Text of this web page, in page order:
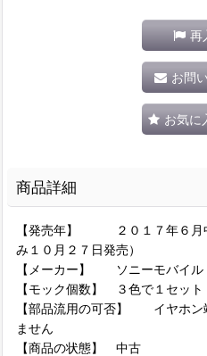
再
お問
お気に
商品詳細
【発売年】 ２０１７年６月
み１０月２７日発売）
【メーカー】 ソニーモバイル
【モック個数】 ３色で１セット
【部品流用の可否】 イヤホン
ません
【商品の状態】 中古